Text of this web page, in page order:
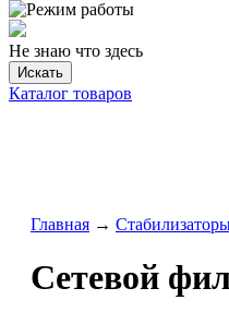
Не знаю что здесь
Искать
Каталог товаров
Главная →
Сетевой